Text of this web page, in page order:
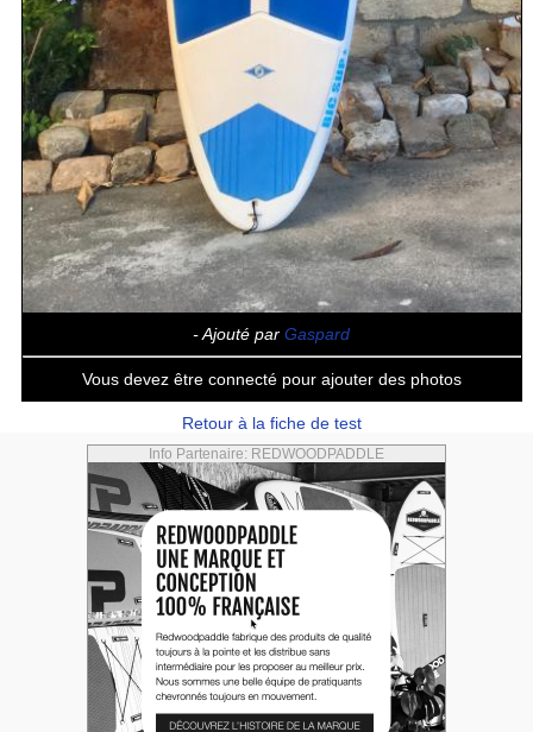
- Ajouté parGaspard
Vous devez être connecté pour ajouter des photos
Retour à la fiche de test
Info Partenaire: REDWOODPADDLE